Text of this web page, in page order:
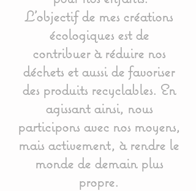
L'objectif de mes créations
écologiques est de
contribuer à réduire nos
déchets et aussi de favoriser
des produits recyclables. En
agissant ainsi, nous
participons avec nos moyens,
mais activement, à rendre le
monde de demain plus
propre.